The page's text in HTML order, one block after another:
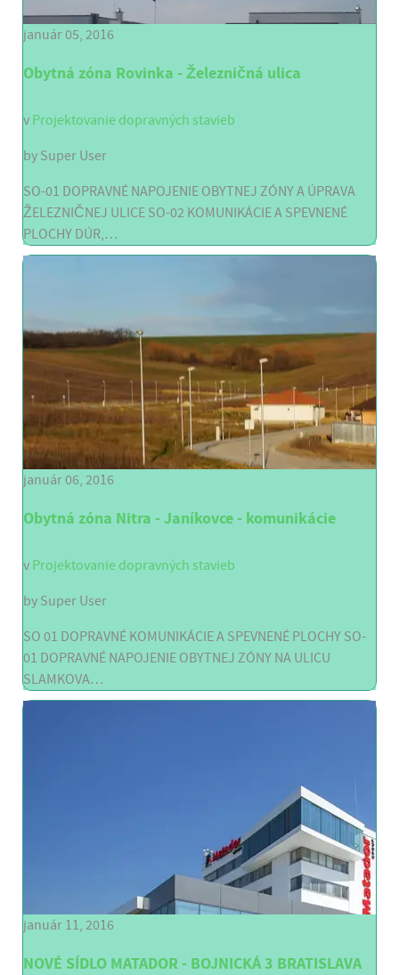
január 05, 2016
Obytná zóna Rovinka - Železničná ulica
v Projektovanie dopravných stavieb
by Super User
SO-01 DOPRAVNÉ NAPOJENIE OBYTNEJ ZÓNY A ÚPRAVA
ŽELEZNIČNEJ ULICE SO-02 KOMUNIKÁCIE A SPEVNENÉ
PLOCHY DÚR,…
január 06, 2016
Obytná zóna Nitra - Janíkovce - komunikácie
v Projektovanie dopravných stavieb
by Super User
SO 01 DOPRAVNÉ KOMUNIKÁCIE A SPEVNENÉ PLOCHY SO-
01 DOPRAVNÉ NAPOJENIE OBYTNEJ ZÓNY NA ULICU
SLAMKOVA…
január 11, 2016
NOVÉ SÍDLO MATADOR - BOJNICKÁ 3 BRATISLAVA